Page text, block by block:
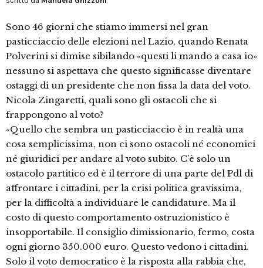
Sono 46 giorni che stiamo immersi nel gran
pasticciaccio delle elezioni nel Lazio, quando Renata
Polverini si dimise sibilando «questi li mando a casa io»
nessuno si aspettava che questo significasse diventare
ostaggi di un presidente che non fissa la data del voto.
Nicola Zingaretti, quali sono gli ostacoli che si
frappongono al voto?
«Quello che sembra un pasticciaccio è in realtà una
cosa semplicissima, non ci sono ostacoli né economici
né giuridici per andare al voto subito. C’è solo un
ostacolo partitico ed è il terrore di una parte del Pdl di
affrontare i cittadini, per la crisi politica gravissima,
per la difficoltà a individuare le candidature. Ma il
costo di questo comportamento ostruzionistico è
insopportabile. Il consiglio dimissionario, fermo, costa
ogni giorno 350.000 euro. Questo vedono i cittadini.
Solo il voto democratico è la risposta alla rabbia che,